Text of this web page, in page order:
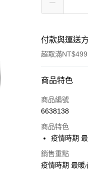
付款與運送
超取滿
付款方式
信用卡一次付款
運送方式
付款後全家取
商品特色
商品編號
6638138
商品特色
疫情時期
銷售重點
疫情時期 最暖